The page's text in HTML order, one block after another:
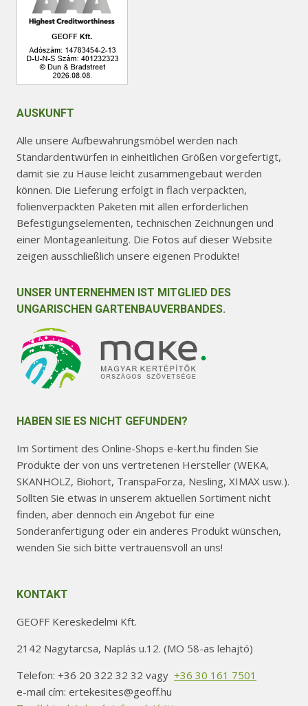
werden
AUSKUNFT
Alle unsere Aufbewahrungsmöbel werden nach
Standardentwürfen in einheitlichen Größen vorgefertigt,
damit sie zu Hause leicht zusammengebaut werden
können. Die Lieferung erfolgt in flach verpackten,
folienverpackten Paketen mit allen erforderlichen
Befestigungselementen, technischen Zeichnungen und
einer Montageanleitung. Die Fotos auf dieser Website
zeigen ausschließlich unsere eigenen Produkte!
UNSER UNTERNEHMEN IST MITGLIED DES
UNGARISCHEN GARTENBAUVERBANDES.
HABEN SIE ES NICHT GEFUNDEN?
Im Sortiment des Online-Shops e-kert.hu finden Sie
Produkte der von uns vertretenen Hersteller (WEKA,
SKANHOLZ, Biohort, TranspaForza, Nesling, XIMAX usw.).
Sollten Sie etwas in unserem aktuellen Sortiment nicht
finden, aber dennoch ein Angebot für eine
Sonderanfertigung oder ein anderes Produkt wünschen,
wenden Sie sich bitte vertrauensvoll an uns!
KONTAKT
GEOFF Kereskedelmi Kft.
2142 Nagytarcsa, Naplás u.12. (MO 58-as lehajtó)
Telefon: +36 20 322 32 32 vagy +36 30 161 7501
e-mail cím: ertekesites@geoff.hu